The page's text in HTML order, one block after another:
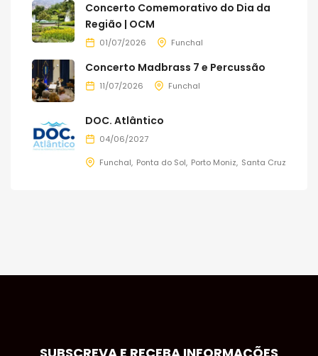
Concerto Comemorativo do Dia da
Região | OCM
01/07/2026 Funchal
Concerto Madbrass 7 e Percussão
11/07/2026 Funchal
DOC. Atlântico
04/06/2027
Funchal Ponta do Sol Porto Moniz Santa Cruz